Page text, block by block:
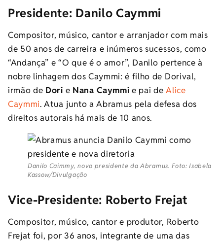
Presidente: Danilo Caymmi
Compositor, músico, cantor e arranjador com mais
de 50 anos de carreira e inúmeros sucessos, como
“Andança” e “O que é o amor”, Danilo pertence à
nobre linhagem dos Caymmi: é filho de Dorival,
irmão de Dori e Nana Caymmi e pai deAlice
Caymmi. Atua junto a Abramus pela defesa dos
direitos autorais há mais de 10 anos.
Danilo Caimmy, novo presidente da Abramus. Foto: Isabela
Kassow/Divulgação
Vice-Presidente: Roberto Frejat
Compositor, músico, cantor e produtor, Roberto
Frejat foi, por 36 anos, integrante de uma das